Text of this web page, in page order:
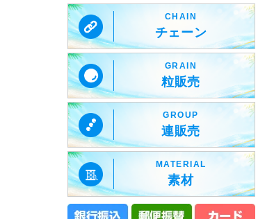
チェーン
CHAIN
粒販売
GRAIN
連販売
GROUP
素材
MATERIAL